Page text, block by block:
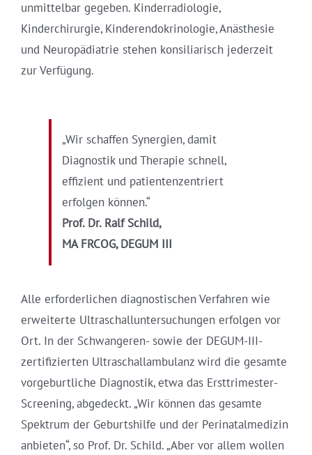
unmittelbar gegeben. Kinderradiologie,
Kinderchirurgie, Kinderendokrinologie, Anästhesie
und Neuropädiatrie stehen konsiliarisch jederzeit
zur Verfügung.
„Wir schaffen Synergien, damit
Diagnostik und Therapie schnell,
effizient und patientenzentriert
erfolgen können.“
Prof. Dr. Ralf Schild,
MA FRCOG, DEGUM III
Alle erforderlichen diagnostischen Verfahren wie
erweiterte Ultraschalluntersuchungen erfolgen vor
Ort. In der Schwangeren- sowie der DEGUM-III-
zertifizierten Ultraschallambulanz wird die gesamte
vorgeburtliche Diagnostik, etwa das Ersttrimester-
Screening, abgedeckt. „Wir können das gesamte
Spektrum der Geburtshilfe und der Perinatalmedizin
anbieten“, so Prof. Dr. Schild. „Aber vor allem wollen